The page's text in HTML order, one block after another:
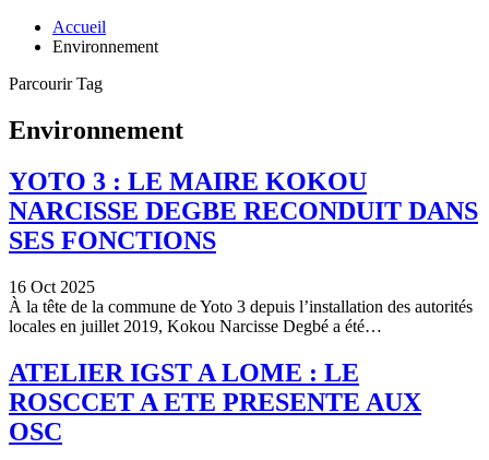
Accueil
Environnement
Parcourir Tag
Environnement
YOTO 3 : LE MAIRE KOKOU
NARCISSE DEGBE RECONDUIT DANS
SES FONCTIONS
16 Oct 2025
À la tête de la commune de Yoto 3 depuis l’installation des autorités
locales en juillet 2019, Kokou Narcisse Degbé a été…
ATELIER IGST A LOME : LE
ROSCCET A ETE PRESENTE AUX
OSC